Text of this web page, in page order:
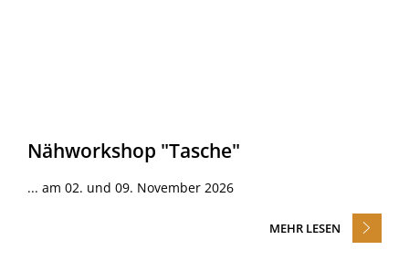
Nähworkshop "Tasche"
... am 02. und 09. November 2026
MEHR LESEN